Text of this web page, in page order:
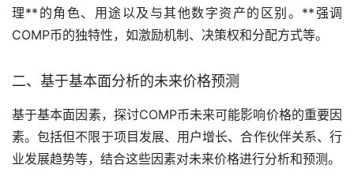
理**的角色、用途以及与其他数字资产的区别。**强调
COMP币的独特性，如激励机制、决策权和分配方式等。
二、基于基本面分析的未来价格预测
基于基本面因素，探讨COMP币未来可能影响价格的重要因
素。包括但不限于项目发展、用户增长、合作伙伴关系、行
业发展趋势等，结合这些因素对未来价格进行分析和预测。